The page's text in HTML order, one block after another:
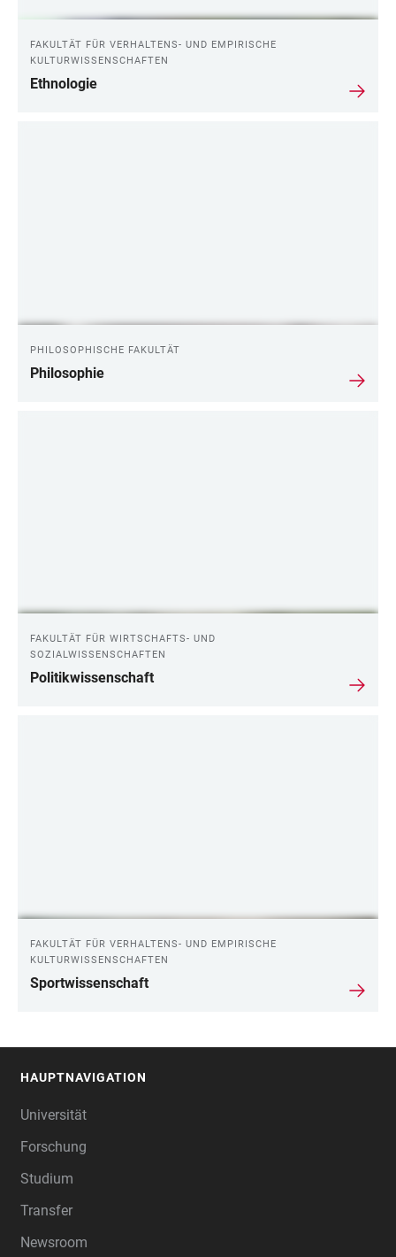
FAKULTÄT FÜR VERHALTENS- UND EMPIRISCHE
KULTURWISSENSCHAFTEN
Ethnologie
PHILOSOPHISCHE FAKULTÄT
Philosophie
FAKULTÄT FÜR WIRTSCHAFTS- UND
SOZIALWISSENSCHAFTEN
Politikwissenschaft
FAKULTÄT FÜR VERHALTENS- UND EMPIRISCHE
KULTURWISSENSCHAFTEN
Sportwissenschaft
HAUPTNAVIGATION
Universität
Forschung
Studium
Transfer
Newsroom